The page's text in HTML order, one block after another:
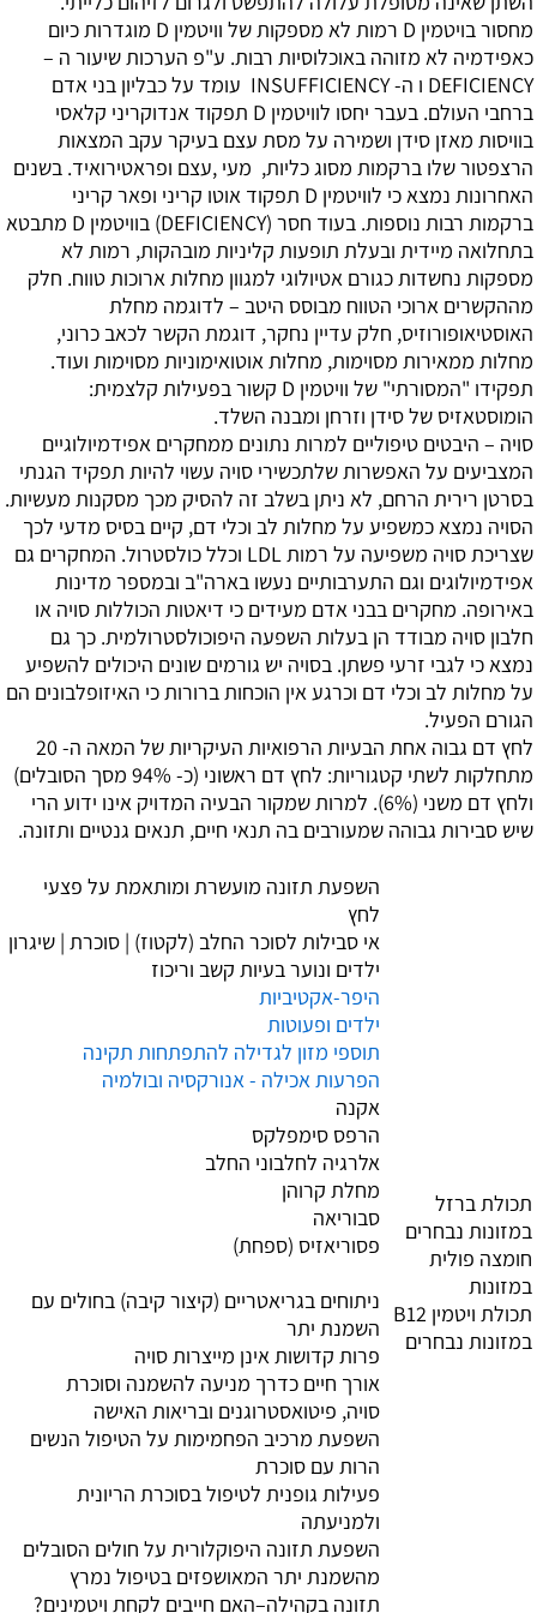
מחסור בויטמין D
רמות לא מספקות של וויטמין D מוגדרות כיום
כאפידמיה לא מזוהה באוכלוסיות רבות. ע"פ הערכות שיעור ה –
DEFICIENCY ו ה- INSUFFICIENCY עומד על כבליון בני אדם
ברחבי העולם. בעבר יחסו לוויטמין D תפקוד אנדוקריני קלאסי
בוויסות מאזן סידן ושמירה על מסת עצם בעיקר עקב המצאות
הרצפטור שלו ברקמות מסוג כליות, מעי ,עצם ופראטירואיד. בשנים
האחרונות נמצא כי לוויטמין D תפקוד אוטו קריני ופאר קריני
ברקמות רבות נוספות. בעוד חסר (DEFICIENCY) בוויטמין D מתבטא
בתחלואה מיידית ובעלת תופעות קליניות מובהקות, רמות לא
מספקות נחשדות כגורם אטיולוגי למגוון מחלות ארוכות טווח. חלק
מההקשרים ארוכי הטווח מבוסס היטב – לדוגמה מחלת
האוסטיאופורוזיס, חלק עדיין נחקר, דוגמת הקשר לכאב כרוני,
מחלות ממאירות מסוימות, מחלות אוטואימוניות מסוימות ועוד.
תפקידו "המסורתי" של וויטמין D קשור בפעילות קלצמית:
הומוסטאזיס של סידן וזרחן ומבנה השלד.
סויה – היבטים טיפוליים למרות נתונים ממחקרים אפידמיולוגיים
המצביעים על האפשרות שלתכשירי סויה עשוי להיות תפקיד הגנתי
בסרטן רירית הרחם, לא ניתן בשלב זה להסיק מכך מסקנות מעשיות.
הסויה נמצא כמשפיע על מחלות לב וכלי דם, קיים בסיס מדעי לכך
שצריכת סויה משפיעה על רמות LDL וכלל כולסטרול. המחקרים גם
אפידמיולוגים וגם התערבותיים נעשו בארה"ב ובמספר מדינות
באירופה. מחקרים בבני אדם מעידים כי דיאטות הכוללות סויה או
חלבון סויה מבודד הן בעלות השפעה היפוכולסטרולמית. כך גם
נמצא כי לגבי זרעי פשתן. בסויה יש גורמים שונים היכולים להשפיע
על מחלות לב וכלי דם וכרגע אין הוכחות ברורות כי האיזופלבונים הם
הגורם הפעיל.
לחץ דם גבוה
אחת הבעיות הרפואיות העיקריות של המאה ה- 20
מתחלקות לשתי קטגוריות: לחץ דם ראשוני (כ- 94% מסך הסובלים)
ולחץ דם משני (6%). למרות שמקור הבעיה המדויק אינו ידוע הרי
שיש סבירות גבוהה שמעורבים בה תנאי חיים, תנאים גנטיים ותזונה.
תכולת ברזל
במזונות נבחרים
חומצה פולית
במזונות
תכולת ויטמין B12
במזונות נבחרים
השפעת תזונה מועשרת ומותאמת על פצעי
לחץ
אי סבילות לסוכר החלב (לקטוז) | סוכרת | שיגרון
ילדים ונוער בעיות קשב וריכוז
היפר-אקטיביות
ילדים ופעוטות
תוספי מזון לגדילה להתפתחות תקינה
הפרעות אכילה - אנורקסיה ובולמיה
אקנה
הרפס סימפלקס
אלרגיה לחלבוני החלב
מחלת קרוהן
סבוריאה
פסוריאזיס (ספחת)
ניתוחים בגריאטריים (קיצור קיבה) בחולים עם
השמנת יתר
פרות קדושות אינן מייצרות סויה
אורך חיים כדרך מניעה להשמנה וסוכרת
סויה, פיטואסטרוגנים ובריאות האישה
השפעת מרכיב הפחמימות על הטיפול הנשים
הרות עם סוכרת
פעילות גופנית לטיפול בסוכרת הריונית
ולמניעתה
השפעת תזונה היפוקלורית על חולים הסובלים
מהשמנת יתר המאושפזים בטיפול נמרץ
תזונה בקהילה–האם חייבים לקחת ויטמינים?